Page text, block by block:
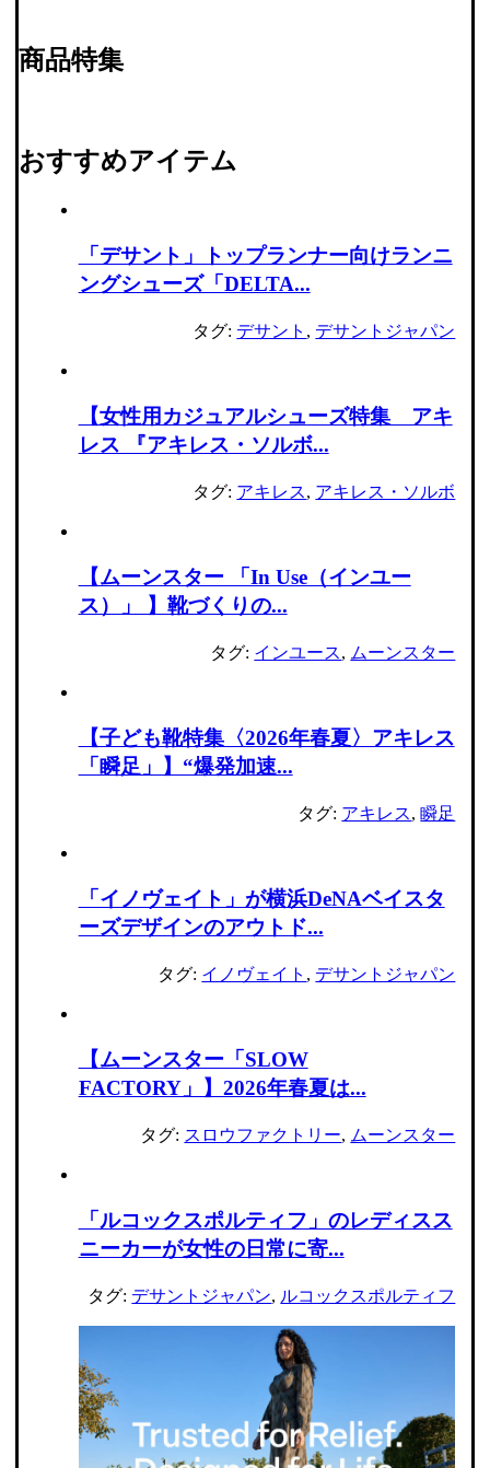
商品特集
おすすめアイテム
「デサント」トップランナー向けランニ
ングシューズ「DELTA...
タグ: デサント , デサントジャパン
【女性用カジュアルシューズ特集 アキ
レス 『アキレス・ソルボ...
タグ: アキレス, アキレス・ソルボ
【ムーンスター 「In Use（インユー
ス）」 】靴づくりの...
タグ: インユース, ムーンスター
【子ども靴特集〈2026年春夏〉アキレス
「瞬足」】“爆発加速...
タグ: アキレス,瞬足
「イノヴェイト」が横浜DeNAベイスタ
ーズデザインのアウトド...
タグ: イノヴェイト , デサントジャパン
【ムーンスター「SLOW
FACTORY」】2026年春夏は...
タグ: スロウファクトリー, ムーンスター
「ルコックスポルティフ」のレディスス
ニーカーが女性の日常に寄...
タグ: デサントジャパン, ルコックスポルティフ